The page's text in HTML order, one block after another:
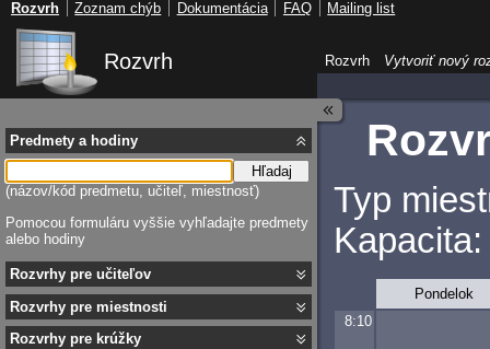
Rozvrh
Typ
Pondelok
8:10
Predmety a hodiny
Hľadaj
(názov/kód predmetu, učiteľ, miestnosť)
Pomocou formuláru vyššie vyhľadajte predmety
alebo hodiny
Rozvrhy pre učiteľov
Rozvrhy pre miestnosti
Rozvrhy pre krúžky
Rozvrh Vytvoriť nový
Rozvrh Zoznam chýb Dokumentácia FAQ Mailing list